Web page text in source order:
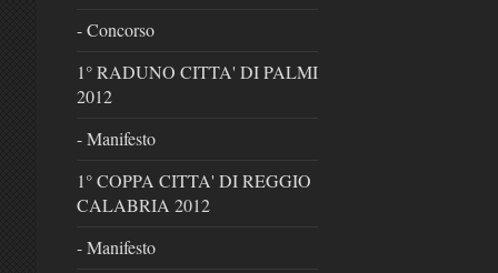
- Concorso
1° RADUNO CITTA' DI PALMI
2012
- Manifesto
1° COPPA CITTA' DI REGGIO
CALABRIA 2012
- Manifesto